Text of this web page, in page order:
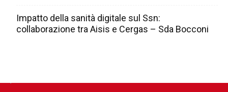
Impatto della sanità digitale sul Ssn:
collaborazione tra Aisis e Cergas – Sda Bocconi